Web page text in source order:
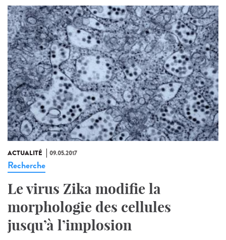
ACTUALITÉ 09.05.2017
Recherche
Le virus Zika modifie la
morphologie des cellules
jusqu’à l’implosion